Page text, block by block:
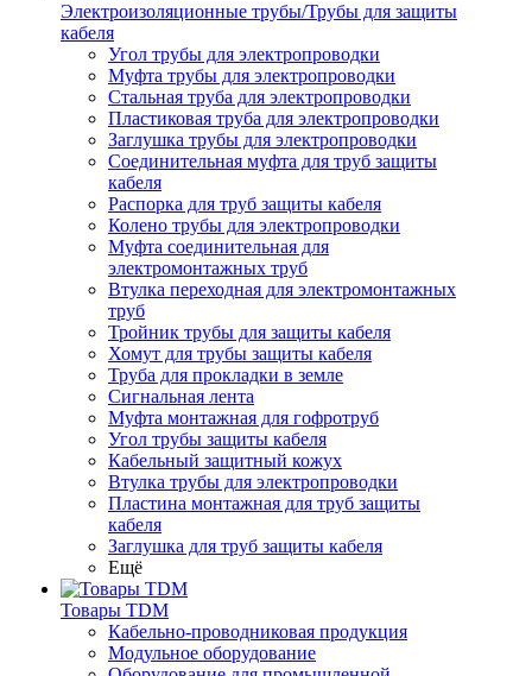
Электроизоляционные трубы/Трубы для защиты
кабеля
Угол трубы для электропроводки
Муфта трубы для электропроводки
Стальная труба для электропроводки
Пластиковая труба для электропроводки
Заглушка трубы для электропроводки
Соединительная муфта для труб защиты
кабеля
Распорка для труб защиты кабеля
Колено трубы для электропроводки
Муфта соединительная для
электромонтажных труб
Втулка переходная для электромонтажных
труб
Тройник трубы для защиты кабеля
Хомут для трубы защиты кабеля
Труба для прокладки в земле
Сигнальная лента
Муфта монтажная для гофротруб
Угол трубы защиты кабеля
Кабельный защитный кожух
Втулка трубы для электропроводки
Пластина монтажная для труб защиты
кабеля
Заглушка для труб защиты кабеля
Ещё
Товары TDM
Кабельно-проводниковая продукция
Модульное оборудование